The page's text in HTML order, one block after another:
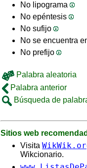
No lipograma
No epéntesis
No sufijo
No se encuentra
No prefijo
Palabra aleatoria
Palabra anterior
Búsqueda de
Sitios web
Visita
Wikcionario.